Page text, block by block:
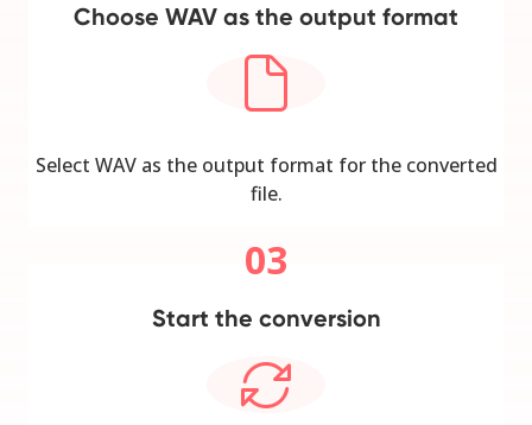
Choose WAV as the output format
Select WAV as the output format for the converted
file.
03
Start the conversion